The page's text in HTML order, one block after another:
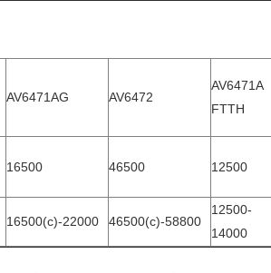
AV6471AG AV6472
AV6471A
FTTH
16500 46500 12500
16500(c)-22000 46500(c)-58800
12500-
14000